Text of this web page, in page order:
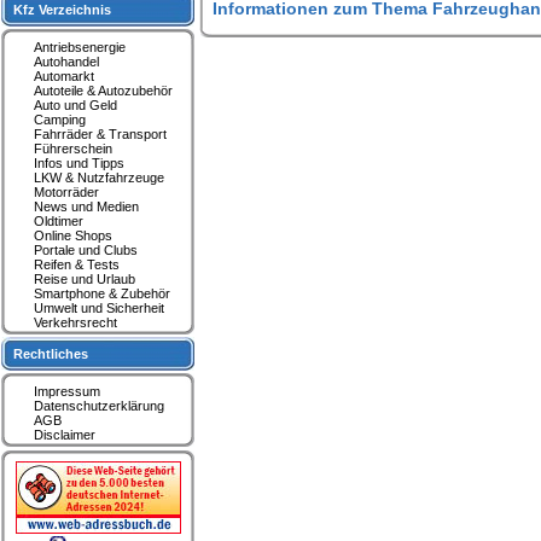
Informationen zum Thema
Kfz Verzeichnis
Antriebsenergie
Autohandel
Automarkt
Autoteile & Autozubehör
Auto und Geld
Camping
Fahrräder & Transport
Führerschein
Infos und Tipps
LKW & Nutzfahrzeuge
Motorräder
News und Medien
Oldtimer
Online Shops
Portale und Clubs
Reifen & Tests
Reise und Urlaub
Smartphone & Zubehör
Umwelt und Sicherheit
Verkehrsrecht
Rechtliches
Impressum
Datenschutzerklärung
AGB
Disclaimer